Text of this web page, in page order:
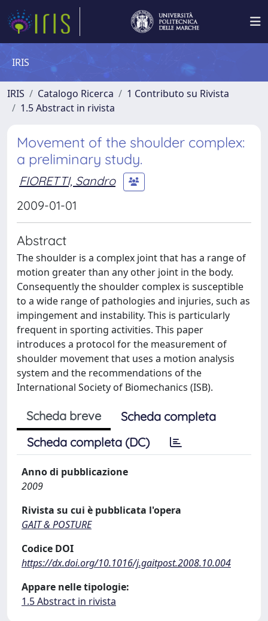
IRIS
IRIS Catalogo Ricerca
1 Contributo su Rivista
1.5 Abstract in rivista
Movement of the shoulder complex:
a preliminary study.
FIORETTI, Sandro
2009-01-01
Abstract
The shoulder is a complex joint that has a range of
motion greater than any other joint in the body.
Consequently the shoulder complex is susceptible
to a wide range of pathologies and injuries, such as
impingement and instability. This is particularly
frequent in sporting activities. This paper
introduces a protocol for the measurement of
shoulder movement that uses a motion analysis
system and the recommendations of the
International Society of Biomechanics (ISB).
Scheda breve
Scheda completa
Scheda completa (DC)
Anno di pubblicazione
2009
Rivista su cui è pubblicata l'opera
GAIT & POSTURE
Codice DOI
https://dx.doi.org/10.1016/j.gaitpost.2008.10.004
Appare nelle tipologie:
1.5 Abstract in rivista